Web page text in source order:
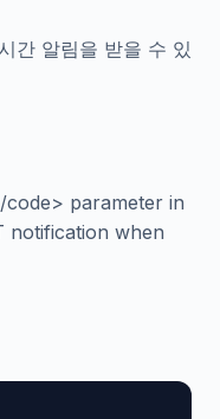
간 알림을 받을 수 있
parameter in
notification when